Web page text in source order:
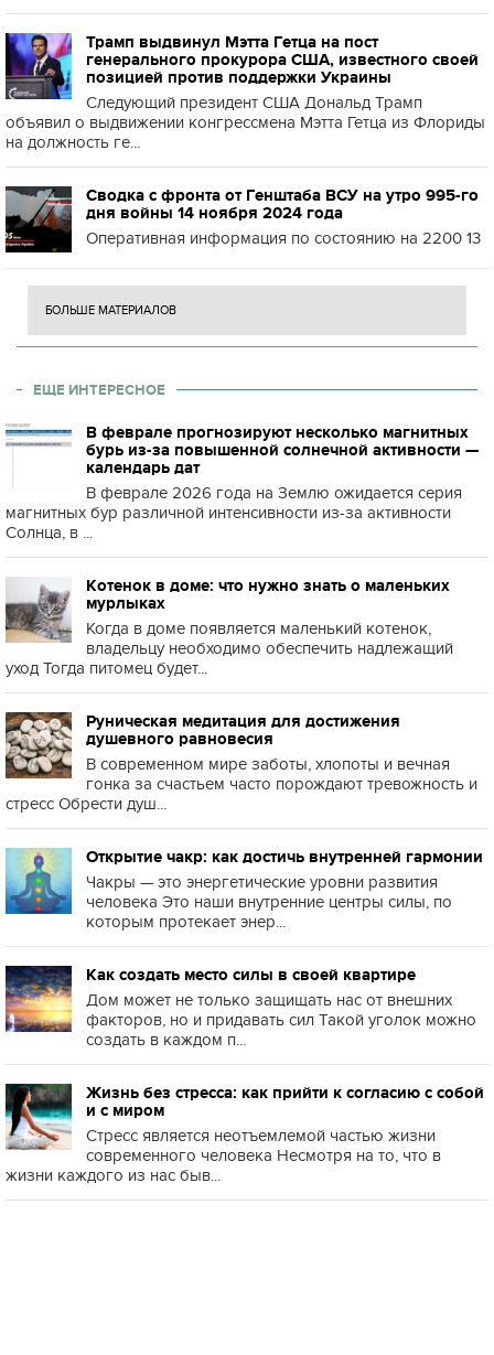
Трамп выдвинул Мэтта Гетца на пост
генерального прокурора США, известного своей
позицией против поддержки Украины
Следующий президент США Дональд Трамп
объявил о выдвижении конгрессмена Мэтта Гетца из Флориды
на должность ге...
Сводка с фронта от Генштаба ВСУ на утро 995-го
дня войны 14 ноября 2024 года
Оперативная информация по состоянию на 2200 13
БОЛЬШЕ МАТЕРИАЛОВ
ЕЩЕ ИНТЕРЕСНОЕ
В феврале прогнозируют несколько магнитных
бурь из-за повышенной солнечной активности —
календарь дат
В феврале 2026 года на Землю ожидается серия
магнитных бур различной интенсивности из-за активности
Солнца, в ...
Котенок в доме: что нужно знать о маленьких
мурлыках
Когда в доме появляется маленький котенок,
владельцу необходимо обеспечить надлежащий
уход Тогда питомец будет...
Руническая медитация для достижения
душевного равновесия
В современном мире заботы, хлопоты и вечная
гонка за счастьем часто порождают тревожность и
стресс Обрести душ...
Открытие чакр: как достичь внутренней гармонии
Чакры — это энергетические уровни развития
человека Это наши внутренние центры силы, по
которым протекает энер...
Как создать место силы в своей квартире
Дом может не только защищать нас от внешних
факторов, но и придавать сил Такой уголок можно
создать в каждом п...
Жизнь без стресса: как прийти к согласию с собой
и с миром
Стресс является неотъемлемой частью жизни
современного человека Несмотря на то, что в
жизни каждого из нас быв...